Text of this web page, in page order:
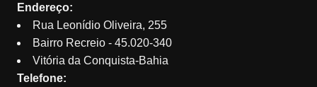
Endereço:
Rua Leonídio Oliveira, 255
Bairro Recreio - 45.020-340
Vitória da Conquista-Bahia
Telefone: